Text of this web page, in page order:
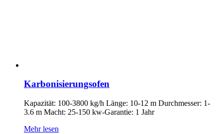
Karbonisierungsofen
Kapazität: 100-3800 kg/h Länge: 10-12 m Durchmesser: 1-
3.6 m Macht: 25-150 kw-Garantie: 1 Jahr
Mehr lesen